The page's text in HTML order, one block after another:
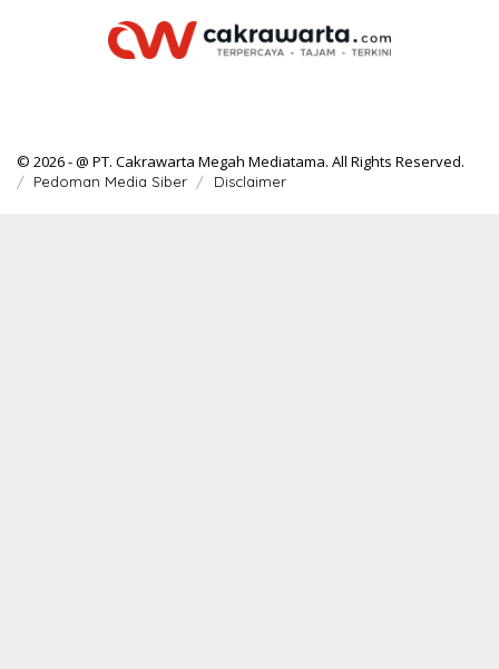
© 2026 - @ PT. Cakrawarta Megah Mediatama. All Rights Reserved.
Pedoman Media Siber Disclaimer